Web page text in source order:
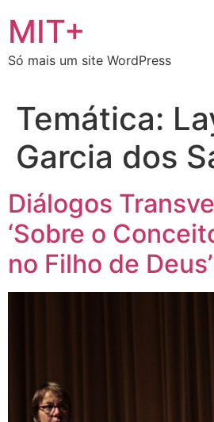
para
conteúdo
MIT+
Só mais um site WordPress
Temática:
Garcia dos
Diálogos
‘Sobre o
no Filho de Deus’